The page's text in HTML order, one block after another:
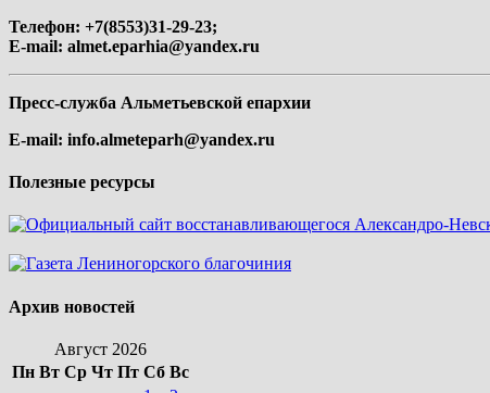
Телефон: +7(8553)31-29-23;
E-mail: almet.eparhia@yandex.ru
Пресс-служба Альметьевской епархии
E-mail: info.almeteparh@yandex.ru
Полезные ресурсы
Архив новостей
Август 2026
Пн Вт Ср Чт Пт Сб Вс